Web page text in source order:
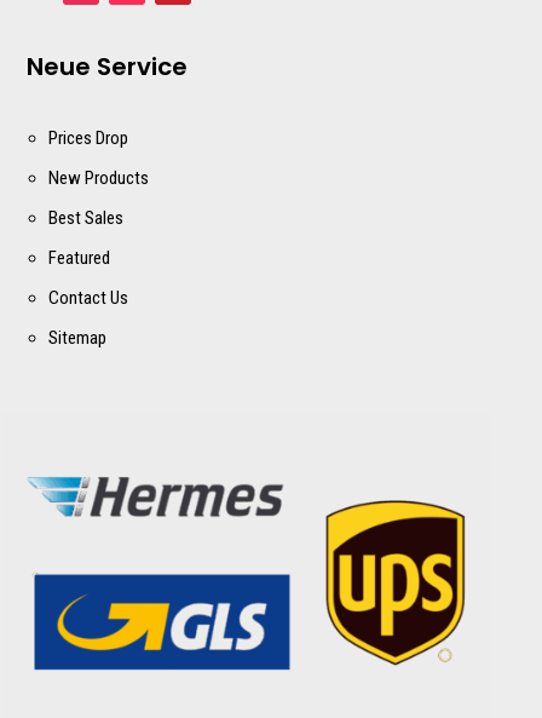
Neue Service
Prices Drop
New Products
Best Sales
Featured
Contact Us
Sitemap